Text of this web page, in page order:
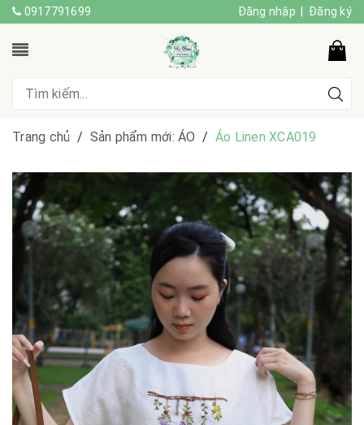
0917791699 Đăng nhập Đăng ký
Trang chủ / Sản phẩm mới: ÁO / Áo Linen XCA019